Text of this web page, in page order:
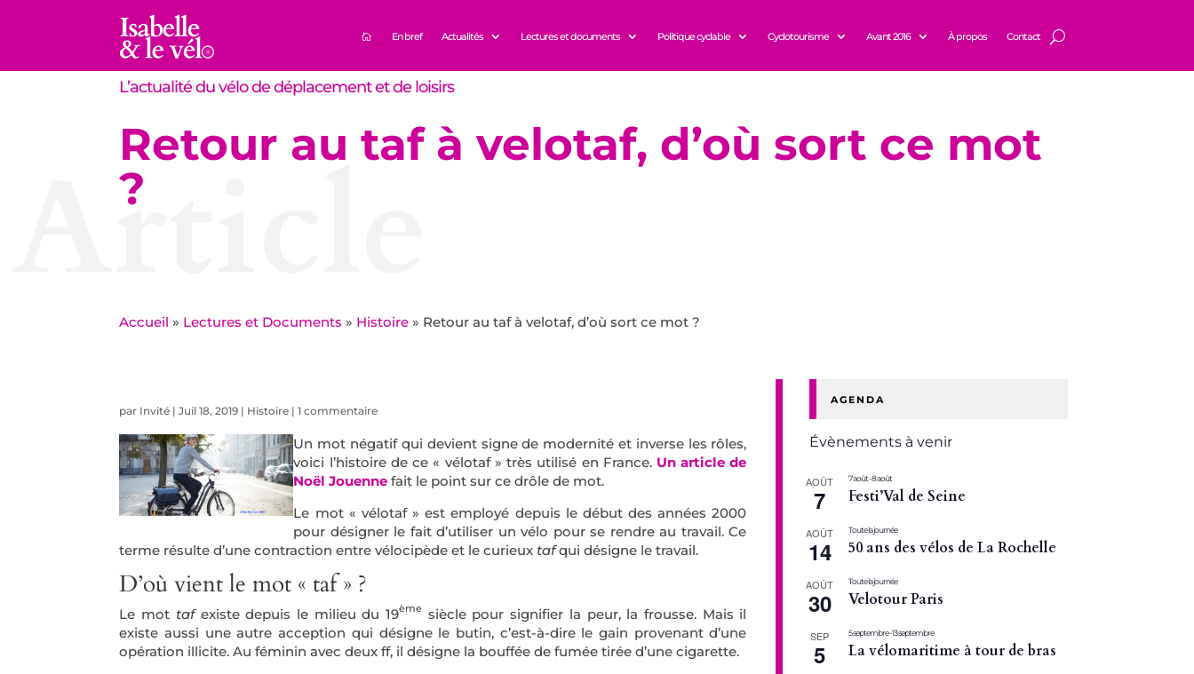
En bref Actualités Lectures et documents Politique cyclable Cyclotourisme Avant 2016 À propos Contact
L’actualité du vélo de déplacement et de loisirs
Retour au taf à velotaf, d’où sort ce mot
?
Article
Accueil » Lectures et Documents » Histoire » Retour au taf à velotaf, d’où sort ce mot ?
par Invité |Juil 18, 2019 | Histoire |1 commentaire
Un mot négatif qui devient signe de modernité et inverse les rôles,
voici l’histoire de ce « vélotaf » très utilisé en France. Un article de
Noël Jouenne fait le point sur ce drôle de mot.
Le mot « vélotaf » est employé depuis le début des années 2000
pour désigner le fait d’utiliser un vélo pour se rendre au travail. Ce
terme résulte d’une contraction entre vélocipède et le curieux tafqui désigne le travail.
D’où vient le mot « taf » ?
Le mot tafexiste depuis le milieu du 19ème siècle pour signifier la peur, la frousse. Mais il
existe aussi une autre acception qui désigne le butin, c’est-à-dire le gain provenant d’une
opération illicite. Au féminin avec deux ff, il désigne la bouffée de fumée tirée d’une cigarette.
AGENDA
Évènements à venir
AOÛT
7
7 août-8 août
Festi’Val de Seine
AOÛT
14
Toute la journée
50 ans des vélos de La Rochelle
AOÛT
30
Toute la journée
Velotour Paris
SEP
5
5 septembre-13 septembre
La vélomaritime à tour de bras